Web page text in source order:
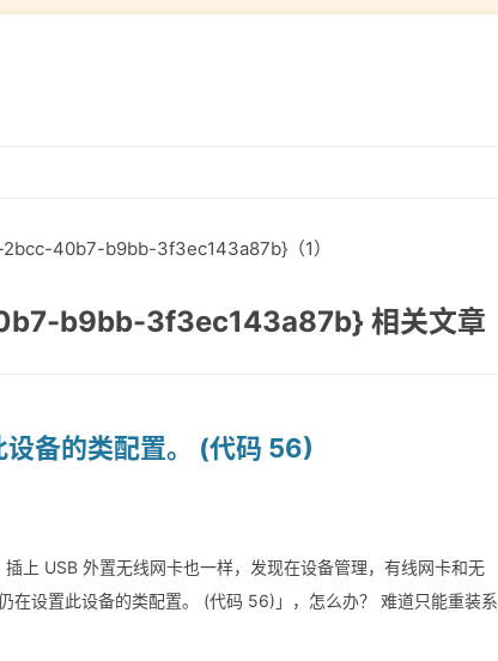
内
40b7-b9bb-3f3ec143a87b}（1）
b9bb-3f3ec143a87b} 相关文章
备的类配置。 (代码 56)
上 USB 外置无线网卡也一样，发现在设备管理，有线网卡和无
在设置此设备的类配置。 (代码 56)」，怎么办？ 难道只能重装系